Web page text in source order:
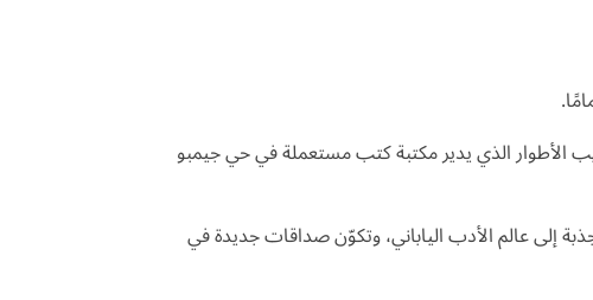
الأطوار الذي يدير مكتبة كتب مستعملة في حي جيمبو
إلى عالم الأدب الياباني، وتكوّن صداقات جديدة في